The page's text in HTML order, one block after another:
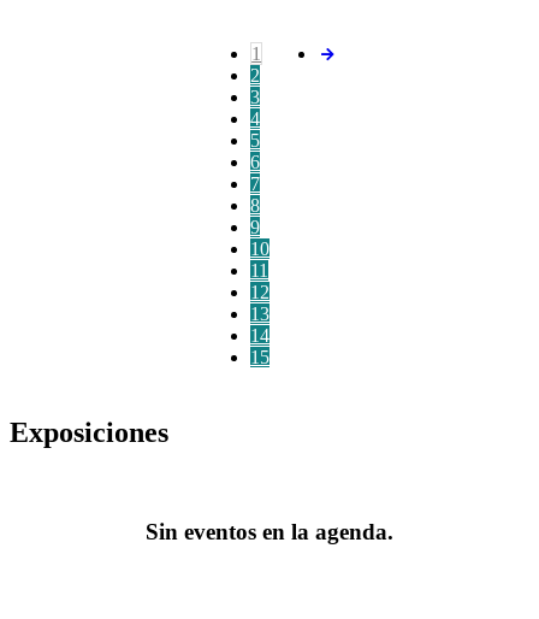
1
2
3
4
5
6
7
8
9
10
11
12
13
14
15
Exposiciones
Sin eventos en la agenda.